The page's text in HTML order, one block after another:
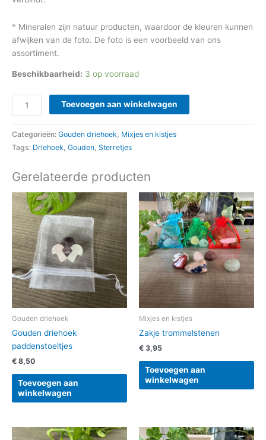
* Mineralen zijn natuur producten, waardoor de kleuren kunnen
afwijken van de foto. De foto is een voorbeeld van ons
assortiment.
Beschikbaarheid: 3 op voorraad
Toevoegen aan winkelwagen
Categorieën: Gouden driehoek Mixjes en kistjes
Tags: Driehoek Gouden Sterretjes
Gerelateerde producten
Gouden driehoek
Gouden driehoek
paddenstoeltjes
€ 8,50
Toevoegen aan
winkelwagen
Mixjes en kistjes
Zakje trommelstenen
€ 3,95
Toevoegen aan
winkelwagen